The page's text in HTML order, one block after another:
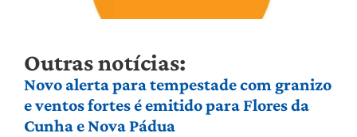
Outras notícias:
Novo alerta para tempestade com granizo
e ventos fortes é emitido para Flores da
Cunha e Nova Pádua